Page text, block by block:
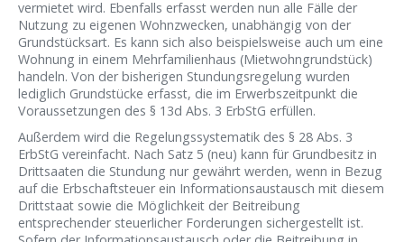
vermietet wird. Ebenfalls erfasst werden nun alle Fälle der
Nutzung zu eigenen Wohnzwecken, unabhängig von der
Grundstücksart. Es kann sich also beispielsweise auch um eine
Wohnung in einem Mehrfamilienhaus (Mietwohngrundstück)
handeln. Von der bisherigen Stundungsregelung wurden
lediglich Grundstücke erfasst, die im Erwerbszeitpunkt die
Voraussetzungen des § 13d Abs. 3 ErbStG erfüllen.
Außerdem wird die Regelungssystematik des § 28 Abs. 3
ErbStG vereinfacht. Nach Satz 5 (neu) kann für Grundbesitz in
Drittsaaten die Stundung nur gewährt werden, wenn in Bezug
auf die Erbschaftsteuer ein Informationsaustausch mit diesem
Drittstaat sowie die Möglichkeit der Beitreibung
entsprechender steuerlicher Forderungen sichergestellt ist.